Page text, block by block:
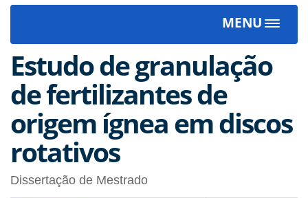
MENU
Toggle
Estudo de granulação
de fertilizantes de
origem ígnea em discos
rotativos
Dissertação de Mestrado